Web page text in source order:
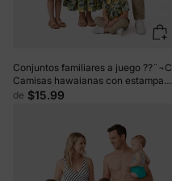
Conjuntos familiares a juego ??¨¬C
Camisas hawaianas con estampado
de limón y vestidos de verano ??
de $15.99